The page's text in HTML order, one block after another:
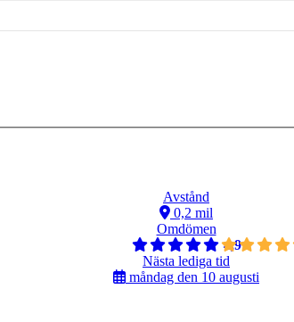
Avstånd
0,2 mil
Omdömen
4,9
Nästa lediga tid
måndag den 10 augusti